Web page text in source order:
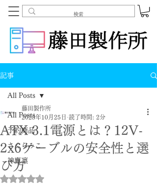
記事
All Posts
予約商品
さくらみこ
神鷹凛
All Posts
ATX 3.1電源とは？12V-
2x6ケーブルの安全性と選
び方
藤田製作所
2025年10月25日 読了時間: 2分
5つ星のうちNaNと評価されています。